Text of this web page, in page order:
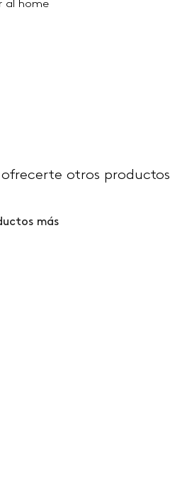
al home
otros productos
más